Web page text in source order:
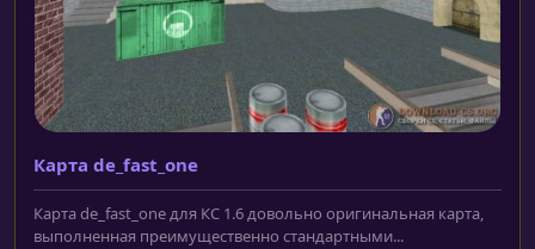
Карта de_fast_one
Карта de_fast_one для КС 1.6 довольно оригинальная карта,
выполненная преимущественно стандартными...